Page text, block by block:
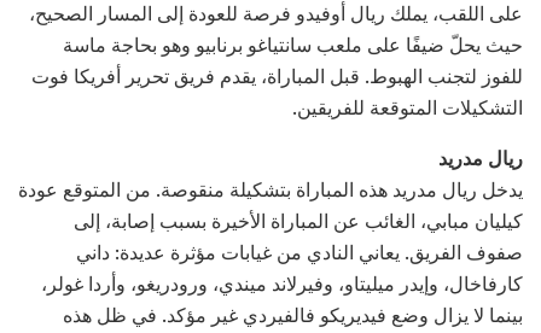
على اللقب، يملك ريال أوفيدو فرصة للعودة إلى المسار الصحيح،
حيث يحلّ ضيفًا على ملعب سانتياغو برنابيو وهو بحاجة ماسة
للفوز لتجنب الهبوط. قبل المباراة، يقدم فريق تحرير أفريكا فوت
التشكيلات المتوقعة للفريقين.
ريال مدريد
يدخل ريال مدريد هذه المباراة بتشكيلة منقوصة. من المتوقع عودة
كيليان مبابي، الغائب عن المباراة الأخيرة بسبب إصابة، إلى
صفوف الفريق. يعاني النادي من غيابات مؤثرة عديدة: داني
كارفاخال، وإيدر ميليتاو، وفيرلاند ميندي، ورودريغو، وأردا غولر،
بينما لا يزال وضع فيديريكو فالفيردي غير مؤكد. في ظل هذه